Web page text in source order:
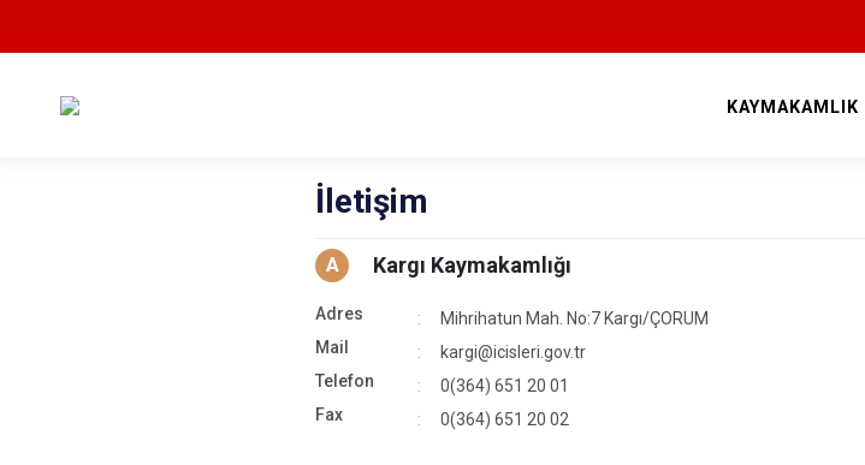
KAYMAKAMLIK
İletişim
A Kargı Kaymakamlığı
Adres
Mihrihatun Mah. No:7 Kargı/ÇORUM
Mail
kargi@icisleri.gov.tr
Telefon
0(364) 651 20 01
Fax
0(364) 651 20 02